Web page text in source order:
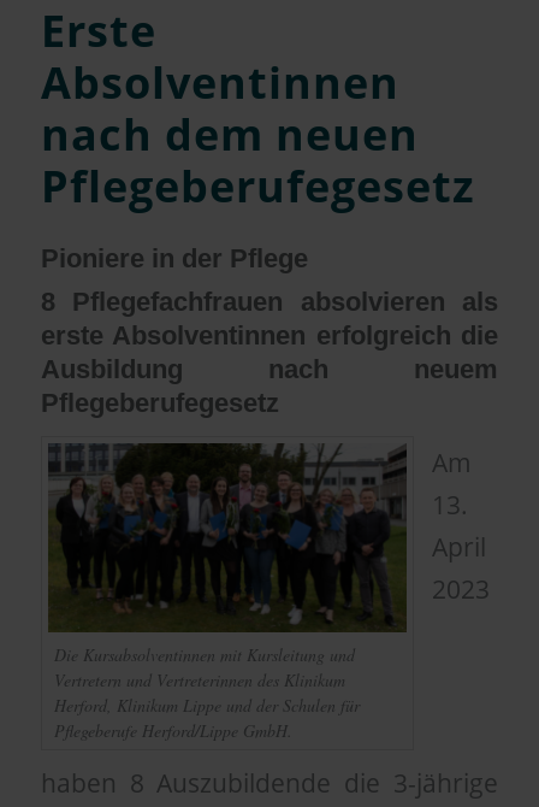
Erste
Absolventinnen
nach dem neuen
Pflegeberufegesetz
Pioniere in der Pflege
8 Pflegefachfrauen absolvieren als
erste Absolventinnen erfolgreich die
Ausbildung nach neuem
Pflegeberufegesetz
Die Kursabsolventinnen mit Kursleitung und
Vertretern und Vertreterinnen des Klinikum
Herford, Klinikum Lippe und der Schulen für
Pflegeberufe Herford/Lippe GmbH.
Am
13.
April
2023
haben 8 Auszubildende die 3-jährige